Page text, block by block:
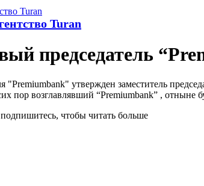
Turan
председатель
"Premiumbank" утвержден заместитель
пор возглавлявший “Premiumbank” , отныне
чтобы читать больше